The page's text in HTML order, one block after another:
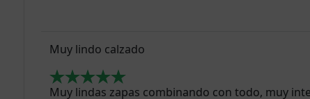
Muy lindo calzado
Muy lindas zapas combinando con todo, muy